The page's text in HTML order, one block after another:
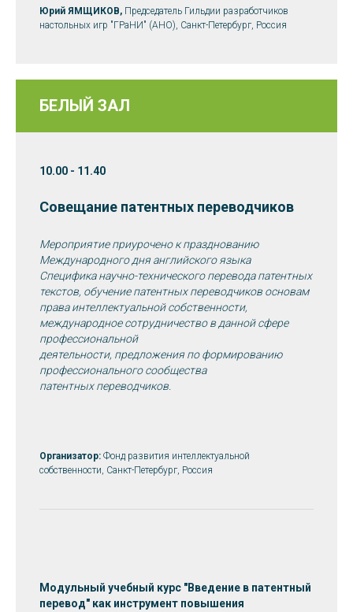
Юрий ЯМЩИКОВ, Председатель Гильдии разработчиков
настольных игр "ГРаНИ" (АНО), Санкт-Петербург, Россия
БЕЛЫЙ ЗАЛ
10.00 - 11.40
Совещание патентных переводчиков
Мероприятие приурочено к празднованию
Международного дня английского языка
Специфика научно-технического перевода патентных
текстов, обучение патентных переводчиков основам
права интеллектуальной собственности,
международное сотрудничество в данной сфере
профессиональной
деятельности, предложения по формированию
профессионального сообщества
патентных переводчиков.
Организатор: Фонд развития интеллектуальной
собственности, Санкт-Петербург, Россия
Модульный учебный курс "Введение в патентный
перевод" как инструмент повышения